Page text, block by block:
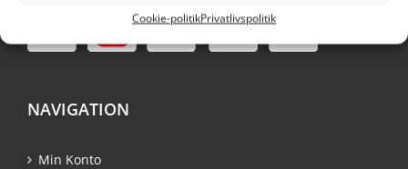
Cookie-politikPrivatlivspolitik
NAVIGATION
Min Konto